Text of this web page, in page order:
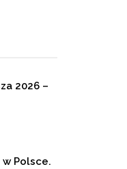
2026 –
w Polsce.